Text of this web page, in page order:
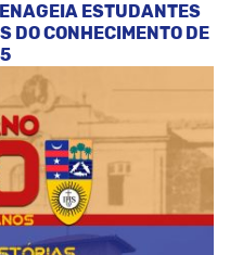
ESTUDANTES
DO CONHECIMENTO DE